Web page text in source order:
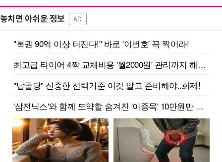
놓치면 아쉬운 정보 AD